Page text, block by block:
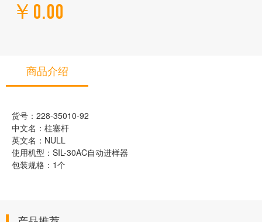
￥0.00
商品介绍
货号：228-35010-92
中文名：柱塞杆
英文名：NULL
使用机型：SIL-30AC自动进样器
包装规格：1个